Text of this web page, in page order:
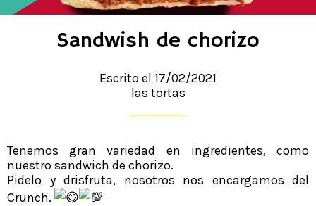
Sandwish de chorizo
Escrito el 17/02/2021
las tortas
Tenemos gran variedad en ingredientes, como
nuestro sandwich de chorizo.
Pidelo y drisfruta, nosotros nos encargamos del
Crunch.